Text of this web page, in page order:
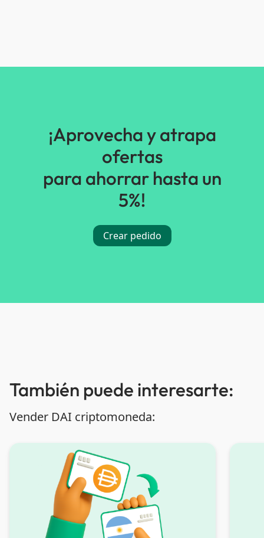
¡Aprovecha y atrapa
ofertas
para ahorrar hasta un
5%!
Crear pedido
También puede interesarte:
Vender DAI criptomoneda: